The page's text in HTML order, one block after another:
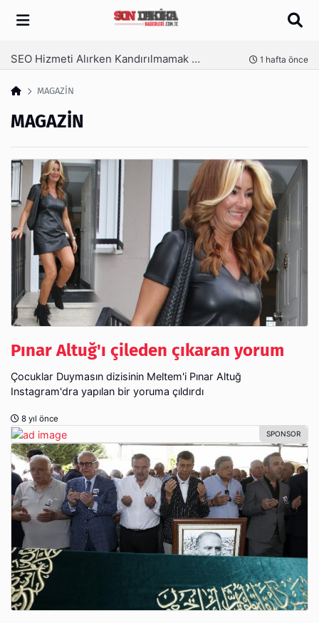
Arama
SEO Hizmeti Alırken Kandırılmamak İçin Bilinmesi Gerekenler 1 hafta önce
MAGAZİN
MAGAZİN
Pınar Altuğ'ı çileden çıkaran yorum
Çocuklar Duymasın dizisinin Meltem'i Pınar Altuğ
Instagram'dra yapılan bir yoruma çıldırdı
8 yıl önce